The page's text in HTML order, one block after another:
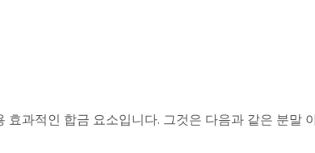
효과적인 합금 요소입니다. 그것은 다음과 같은 분말